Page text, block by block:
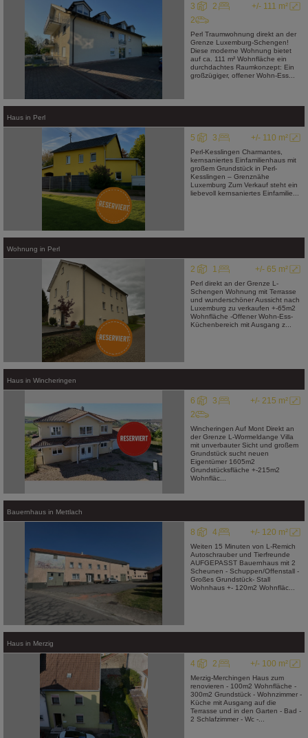
+/- 111 m²
3
2
2
Perl Traumwohnung direkt an der
Grenze Luxemburg-Schengen!
Diese moderne Wohnung bietet
auf ca. 111 m² Wohnfläche ein
durchdachtes Raumkonzept: Ein
großzügiger, offener Wohn-Ess...
Haus in Perl
+/- 110 m²
5 3
Perl-Kesslingen Charmantes,
kernsaniertes Einfamilienhaus mit
großem Grundstück in Perl-
Kesslingen – Grenznähe
Luxemburg Zum Verkauf steht ein
liebevoll kernsaniertes Einfamilie...
Wohnung in Perl
+/- 65 m²
2 1
Perl direkt an der Grenze L-
Schengen Wohnung mit Terrasse
und wunderschöner Aussicht nach
Luxemburg zu verkaufen +-65m2
Wohnfläche -Offener Wohn-Ess-
Küchenbereich mit Ausgang z...
Haus in Wincheringen
+/- 215 m²
6
3
2
Wincheringen Auf Mont Direkt an
der Grenze L-Wormeldange Villa
mit unverbauter Sicht und großem
Grundstück sucht neuen
Eigentümer 1605m2
Grundstücksfläche +-215m2
Wohnfläc...
Bauernhaus in Mettlach
+/- 120 m²
8 4
Weiten 15 Minuten von L-Remich
Autoschrauber und Tierfreunde
AUFGEPASST Bauernhaus mit 2
Scheunen - Schuppen/Offenstall -
Großes Grundstück- Stall
Wohnhaus +- 120m2 Wohnfläc...
Haus in Merzig
+/- 100 m²
4 2
Merzig-Merchingen Haus zum
renovieren - 100m2 Wohnfläche -
300m2 Grundstück - Wohnzimmer -
Küche mit Ausgang auf die
Terrasse und in den Garten - Bad -
2 Schlafzimmer - Wc -...